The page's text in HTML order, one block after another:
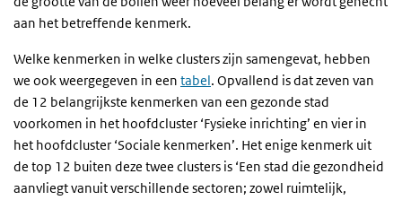
aan het betreffende kenmerk.
Welke kenmerken in welke clusters zijn samengevat, hebben
we ook weergegeven in een tabel. Opvallend is dat zeven van
de 12 belangrijkste kenmerken van een gezonde stad
voorkomen in het hoofdcluster ‘Fysieke inrichting’ en vier in
het hoofdcluster ‘Sociale kenmerken’. Het enige kenmerk uit
de top 12 buiten deze twee clusters is ‘Een stad die gezondheid
aanvliegt vanuit verschillende sectoren; zowel ruimtelijk,